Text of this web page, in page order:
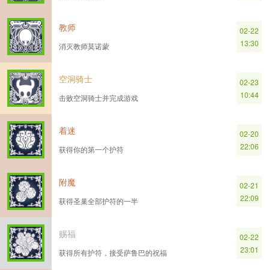
教师
消灭教师莫诺蒙
02-22
13:30
空洞骑士
击败空洞骑士并完成游戏
02-23
10:44
着迷
获得你的第一个护符
02-20
22:06
附魔
获得圣巢全部护符的一半
02-21
22:09
赐福
获得所有护符，接受萨鲁巴的祝福
02-22
23:01